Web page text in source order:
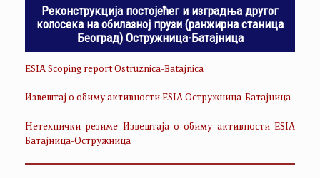
Реконструкција постојећег и изградња другог
колосека на обилазној прузи (ранжирна станица
Београд) Остружница-Батајница
ESIA Scoping report Ostruznica-Batajnica
Извештај о обиму активности ESIA Остружница-Батајница
Нетехнички резиме Извештаја о обиму активности ESIA
Батајница-Остружница